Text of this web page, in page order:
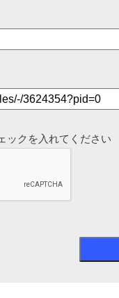
ックを入れてください